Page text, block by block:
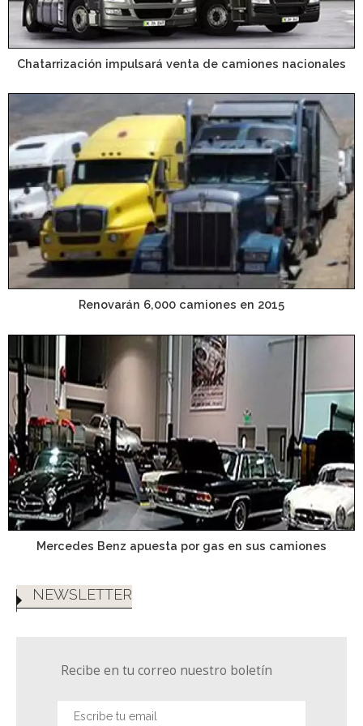
Chatarrización impulsará venta de camiones nacionales
Renovarán 6,000 camiones en 2015
Mercedes Benz apuesta por gas en sus camiones
NEWSLETTER
Recibe en tu correo nuestro boletín